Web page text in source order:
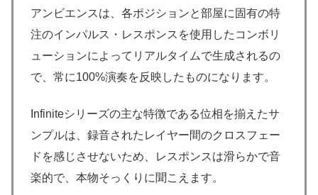
アンビエンスは、各ポジションと部屋に固有の特
注のインパルス・レスポンスを使用したコンボリ
ューションによってリアルタイムで生成されるの
で、常に100%演奏を反映したものになります。
Infiniteシリーズの主な特徴である位相を揃えたサ
ンプルは、録音されたレイヤー間のクロスフェー
ドを感じさせないため、レスポンスは滑らかで音
楽的で、本物そっくりに聞こえます。